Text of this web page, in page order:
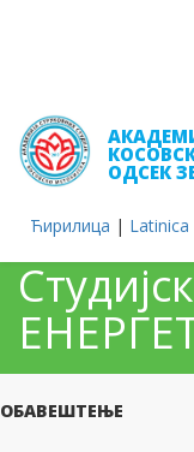
ОДСЕК
Ћирилица | Latinica
ОБАВЕШТЕЊЕ